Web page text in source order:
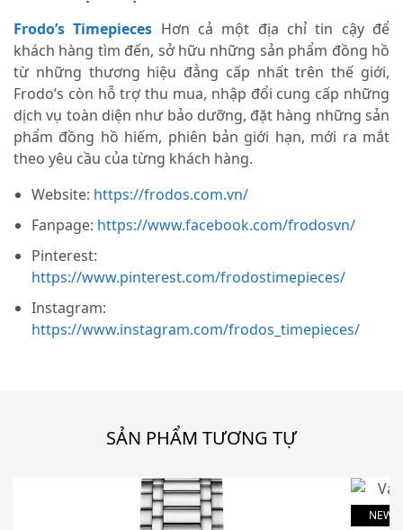
Frodo’s Timepieces Hơn cả một địa chỉ tin cậy để
khách hàng tìm đến, sở hữu những sản phẩm đồng hồ
từ những thương hiệu đẳng cấp nhất trên thế giới,
Frodo’s còn hỗ trợ thu mua, nhập đổi cung cấp những
dịch vụ toàn diện như bảo dưỡng, đặt hàng những sản
phẩm đồng hồ hiếm, phiên bản giới hạn, mới ra mắt
theo yêu cầu của từng khách hàng.
Website: https://frodos.com.vn/
Fanpage: https://www.facebook.com/frodosvn/
Pinterest:
https://www.pinterest.com/frodostimepieces/
Instagram:
https://www.instagram.com/frodos_timepieces/
SẢN PHẨM TƯƠNG TỰ
NEW